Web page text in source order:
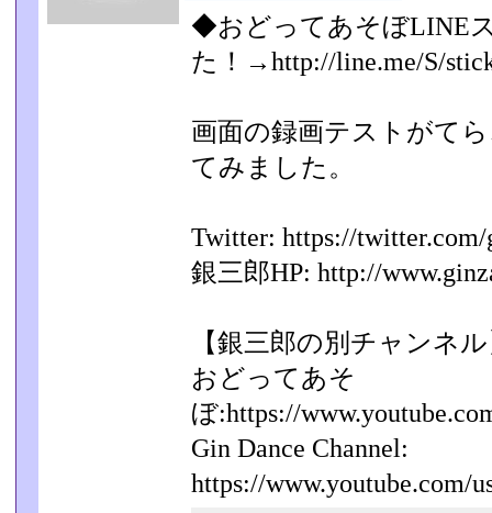
◆おどってあそぼLINE
た！→http://line.me/S/
画面の録画テストがて
てみました。
Twitter: https://
銀三郎HP: http://
【銀三郎の別チャンネ
おどってあそ
ぼ:https://
Gin Dance Channel:
https://www.youtube.com/